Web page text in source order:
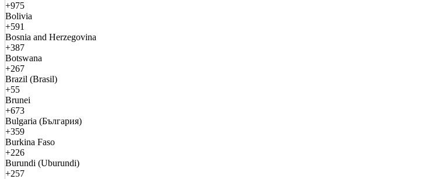
+975
Bolivia
+591
Bosnia and Herzegovina
+387
Botswana
+267
Brazil (Brasil)
+55
Brunei
+673
Bulgaria (България)
+359
Burkina Faso
+226
Burundi (Uburundi)
+257